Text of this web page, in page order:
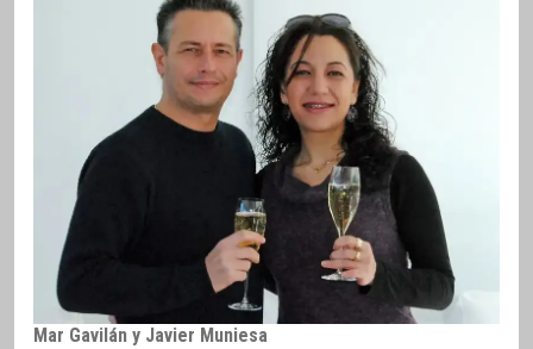
Mar Gavilán y Javier Muniesa